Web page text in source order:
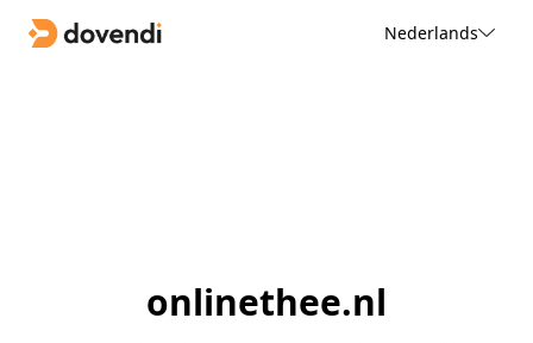
Nederlands
onlinethee.nl